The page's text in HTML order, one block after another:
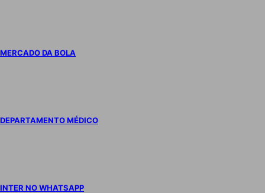
MERCADO DA BOLA
DEPARTAMENTO MÉDICO
INTER NO WHATSAPP